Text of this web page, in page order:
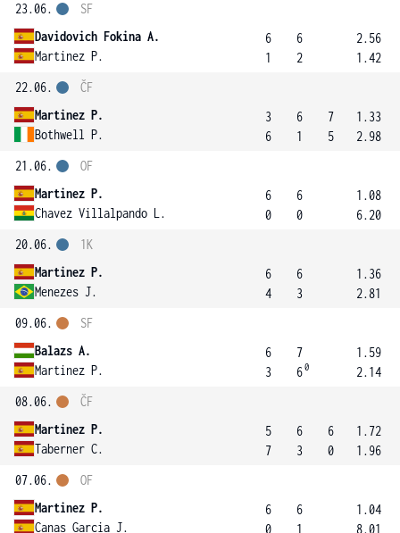
23.06.
Davidovich Fokina A.
Martinez P.
SF
6
1
6
2
2.56
1.42
22.06.
Martinez P.
Bothwell P.
ČF
3
6
6
1
7
5
1.33
2.98
21.06.
Martinez P.
Chavez Villalpando L.
OF
6
0
6
0
1.08
6.20
20.06.
Martinez P.
Menezes J.
1K
6
4
6
3
1.36
2.81
09.06.
Balazs A.
Martinez P.
SF
6
3
7
60
1.59
2.14
08.06.
Martinez P.
Taberner C.
ČF
5
7
6
3
6
0
1.72
1.96
07.06.
Martinez P.
Canas Garcia J.
OF
6
0
6
1
1.04
8.01